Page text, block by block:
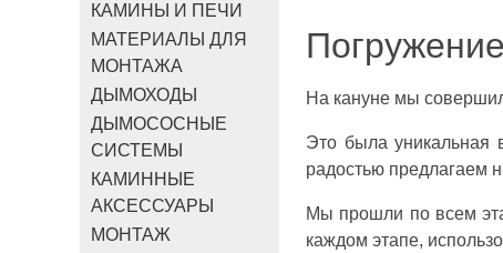
На кануне мы
Это была уникальная
радостью предлагаем
Мы прошли по всем
каждом этапе,
КАМИНЫ И ПЕЧИ
МАТЕРИАЛЫ ДЛЯ
МОНТАЖА
ДЫМОХОДЫ
ДЫМОСОСНЫЕ
СИСТЕМЫ
КАМИННЫЕ
АКСЕССУАРЫ
МОНТАЖ